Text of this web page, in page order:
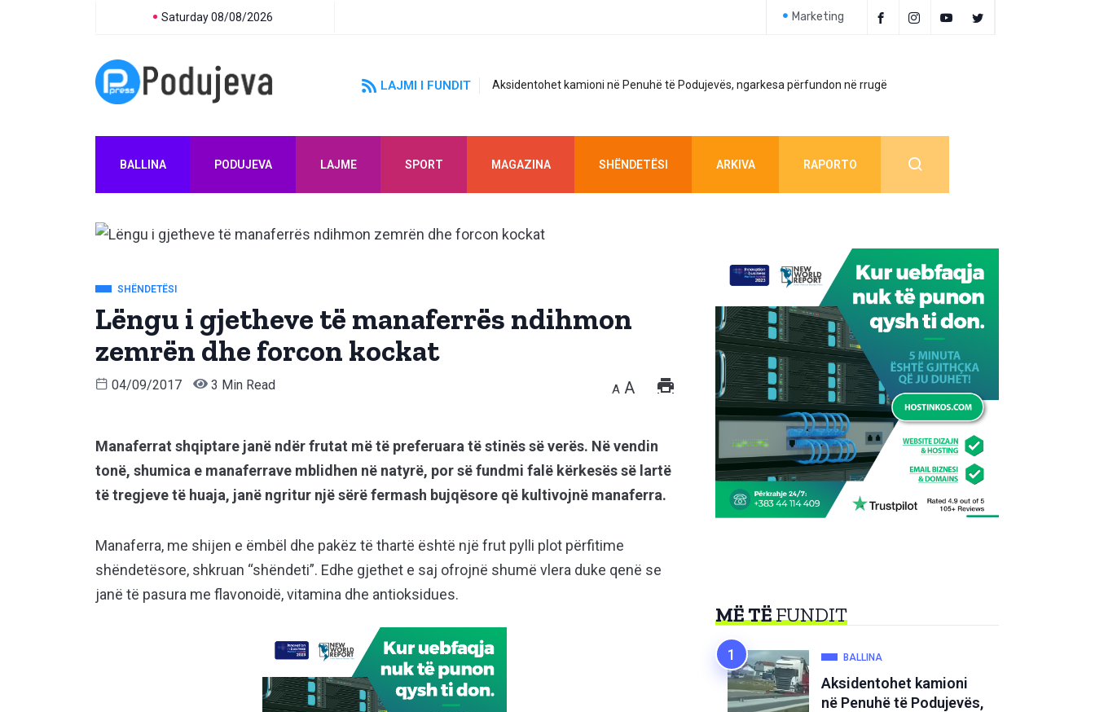
Saturday 08/08/2026 Marketing
LAJMI I FUNDIT Aksidentohet kamioni në Penuhë të Podujevës, ngarkesa përfundon në rrugë
BALLINA PODUJEVA LAJME SPORT MAGAZINA SHËNDETËSI ARKIVA RAPORTO
SHËNDETËSI
Lëngu i gjetheve të manaferrës ndihmon
zemrën dhe forcon kockat
04/09/2017 3 Min Read A A
Manaferrat shqiptare janë ndër frutat më të preferuara të stinës së verës. Në vendin
tonë, shumica e manaferrave mblidhen në natyrë, por së fundmi falë kërkesës së lartë
të tregjeve të huaja, janë ngritur një sërë fermash bujqësore që kultivojnë manaferra.
Manaferra, me shijen e ëmbël dhe pakëz të thartë është një frut pylli plot përfitime
shëndetësore, shkruan “shëndeti”. Edhe gjethet e saj ofrojnë shumë vlera duke qenë se
janë të pasura me flavonoidë, vitamina dhe antioksidues.
MË TËFUNDIT
BALLINA
Aksidentohet kamioni
në Penuhë të Podujevës,